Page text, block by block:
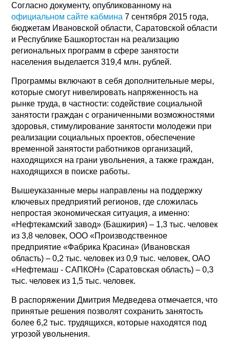
Согласно документу, опубликованному на
официальном сайте кабмина 7 сентября 2015 года,
бюджетам Ивановской области, Саратовской области
и Республике Башкортостан на реализацию
региональных программ в сфере занятости
населения выделается 319,4 млн. рублей.
Программы включают в себя дополнительные меры,
которые смогут нивелировать напряженность на
рынке труда, в частности: содействие социальной
занятости граждан с ограниченными возможностями
здоровья, стимулирование занятости молодежи при
реализации социальных проектов, обеспечение
временной занятости работников организаций,
находящихся на грани увольнения, а также граждан,
находящихся в поиске работы.
Вышеуказанные меры направлены на поддержку
ключевых предприятий регионов, где сложилась
непростая экономическая ситуация, а именно:
«Нефтекамский завод» (Башкирия) – 1,3 тыс. человек
из 3,8 человек, ООО «Производственное
предприятие «Фабрика Красина» (Ивановская
область) – 0,2 тыс. человек из 0,9 тыс. человек, ОАО
«Нефтемаш - САПКОН» (Саратовская область) – 0,3
тыс. человек из 1,5 тыс. человек.
В распоряжении Дмитрия Медведева отмечается, что
принятые решения позволят сохранить занятость
более 6,2 тыс. трудящихся, которые находятся под
угрозой увольнения.